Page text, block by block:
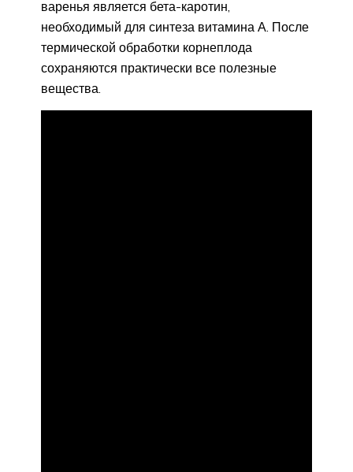
варенья является бета-каротин,
необходимый для синтеза витамина А. После
термической обработки корнеплода
сохраняются практически все полезные
вещества.